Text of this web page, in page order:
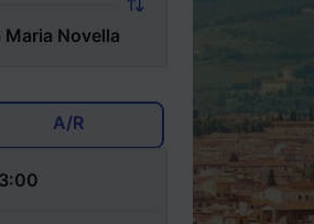
A/R